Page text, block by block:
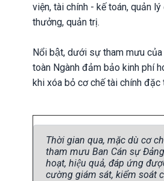
viện, tài chính - kế toán, quản
thưởng, quản trị.
Nổi bật, dưới sự tham mưu
toàn Ngành đảm bảo kinh phí
khi xóa bỏ cơ chế tài chính đặc
Thời gian qua, mặc dù cơ
tham mưu Ban Cán sự
hoạt, hiệu quả, đáp ứng
cường giám sát, kiểm soát